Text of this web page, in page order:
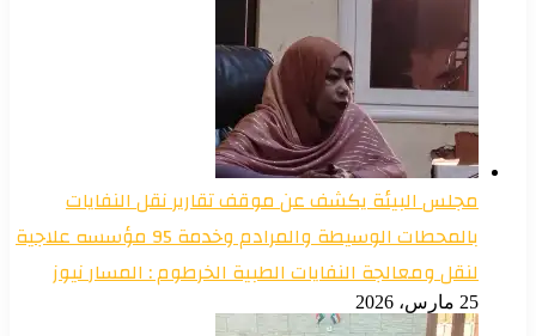
مجلس البيئة يكشف عن موقف تقارير نقل النفايات
بالمحطات الوسيطة والمرادم وخدمة 95 مؤسسه علاجية
لنقل ومعالجة النفايات الطبية الخرطوم : المسار نيوز
25 مارس، 2026